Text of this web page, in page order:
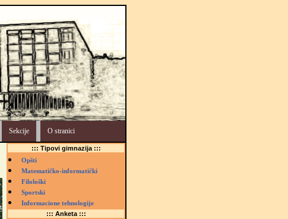
Sekcije O stranici
::: Tipovi gimnazija :::
Opšti
Matematičko-informatički
Filološki
Sportski
Informacione tehnologije
::: Anketa :::